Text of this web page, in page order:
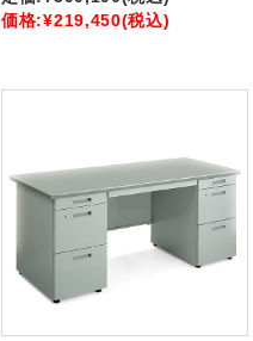
価格:¥219,450(税込)